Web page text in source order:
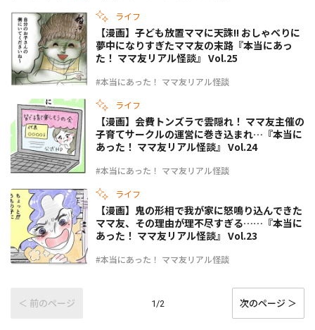
ライフ
#本当にあった！ ママ友リアル怪談
【漫画】子ども放置ママに天誅!! おしゃべりに
夢中になりすぎたママ友の末路『本当にあっ
た！ ママ友リアル怪談』 Vol.25
ライフ
#本当にあった！ ママ友リアル怪談
【漫画】会費トンズラで雲隠れ！ ママ友主催の
子育てサークルの運営に巻き込まれ…『本当に
あった！ ママ友リアル怪談』 Vol.24
ライフ
#本当にあった！ ママ友リアル怪談
【漫画】鬼の形相で我が家に怒鳴り込んできた
ママ友、その理由が理不尽すぎる……『本当に
あった！ ママ友リアル怪談』 Vol.23
＜ 前のページ 1/2 次のページ ＞